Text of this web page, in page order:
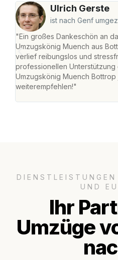
Ulrich Gerste
ist nach Genf
"Ein großes Dankeschön an
Umzugskönig Muench aus
verlief reibungslos und
professionellen Unterstützung
Umzugskönig Muench
weiterempfehlen!"
UND
Ihr
Umzüge